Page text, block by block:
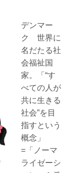
デンマー
ク 世界に
名だたる社
会福祉国
家。「“す
べての人が
共に生きる
社会”を目
指すという
概念」
=「ノーマ
ライゼーシ